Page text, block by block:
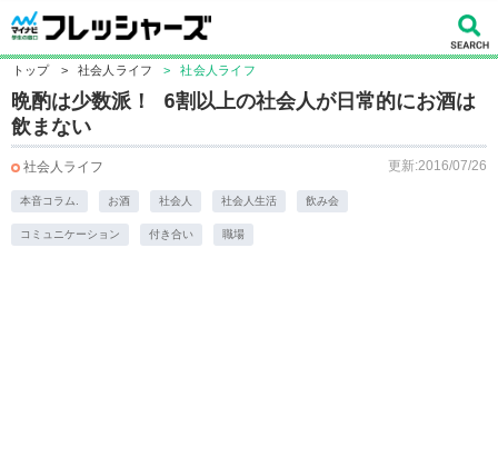
トップ > 社会人ライフ > 社会人ライフ
晩酌は少数派！ 6割以上の社会人が日常的にお酒は
飲まない
社会人ライフ 更新:2016/07/26
本音コラム. お酒 社会人 社会人生活 飲み会
コミュニケーション 付き合い 職場